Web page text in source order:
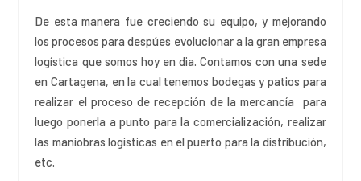
De esta manera fue creciendo su equipo, y mejorando
los procesos para despúes evolucionar a la gran empresa
logística que somos hoy en dia. Contamos con una sede
en Cartagena, en la cual tenemos bodegas y patios para
realizar el proceso de recepción de la mercancía para
luego ponerla a punto para la comercialización, realizar
las maniobras logísticas en el puerto para la distribución,
etc.